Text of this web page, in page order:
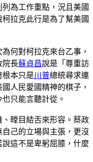
為工作重點，況且美國
拉克此行是為了幫美國
何對柯拉克來台乙事，
院長蘇貞昌說是「尊重訪
根本只是川普總統尋求連
人民愛國精神的棋子，
只能言聽計從。
瞠目結舌來形容。蔡政
己的立場與主張，更沒
這不是卑躬屈膝，什麼